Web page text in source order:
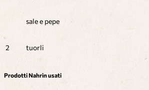
sale e pepe
2 tuorli
Prodotti Nahrin usati